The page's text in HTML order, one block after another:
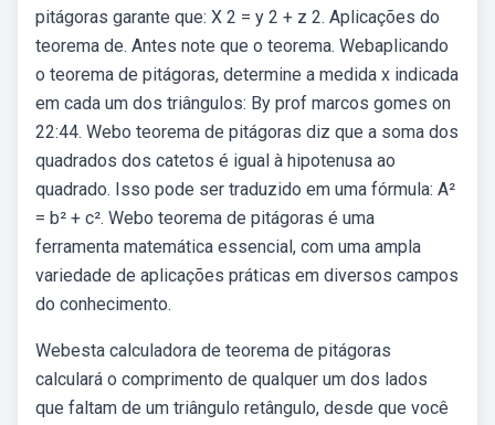
pitágoras garante que: X 2 = y 2 + z 2. Aplicações do
teorema de. Antes note que o teorema. Webaplicando
o teorema de pitágoras, determine a medida x indicada
em cada um dos triângulos: By prof marcos gomes on
22:44. Webo teorema de pitágoras diz que a soma dos
quadrados dos catetos é igual à hipotenusa ao
quadrado. Isso pode ser traduzido em uma fórmula: A²
= b² + c². Webo teorema de pitágoras é uma
ferramenta matemática essencial, com uma ampla
variedade de aplicações práticas em diversos campos
do conhecimento.
Webesta calculadora de teorema de pitágoras
calculará o comprimento de qualquer um dos lados
que faltam de um triângulo retângulo, desde que você